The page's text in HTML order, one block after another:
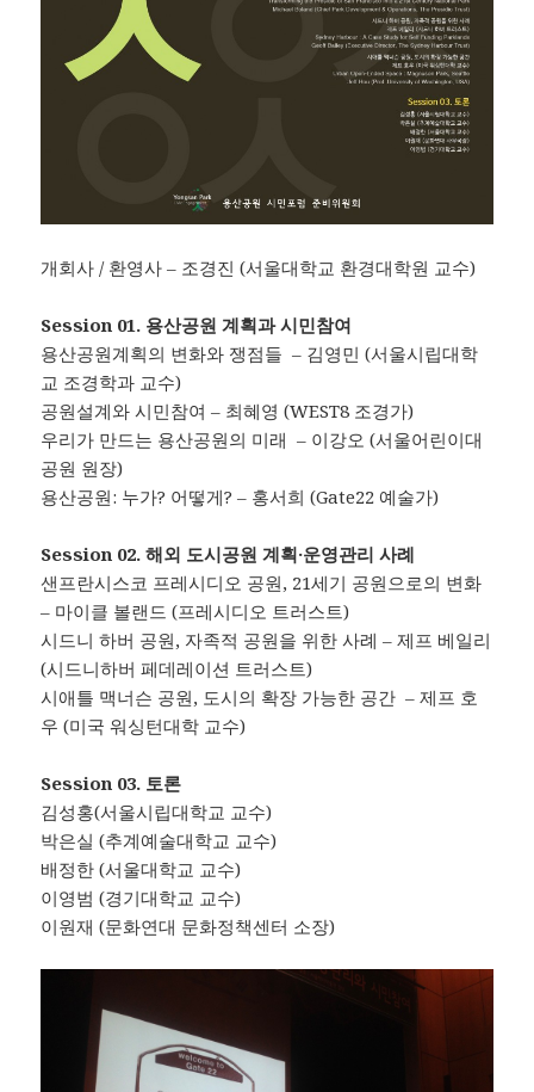
개회사 / 환영사 – 조경진 (서울대학교 환경대학원 교수)
Session 01. 용산공원 계획과 시민참여
용산공원계획의 변화와 쟁점들 – 김영민 (서울시립대학
교 조경학과 교수)
공원설계와 시민참여 – 최혜영 (WEST8 조경가)
우리가 만드는 용산공원의 미래 – 이강오 (서울어린이대
공원 원장)
용산공원: 누가? 어떻게? – 홍서희 (Gate22 예술가)
Session 02. 해외 도시공원 계획·운영관리 사례
샌프란시스코 프레시디오 공원, 21세기 공원으로의 변화
– 마이클 볼랜드 (프레시디오 트러스트)
시드니 하버 공원, 자족적 공원을 위한 사례 – 제프 베일리
(시드니하버 페데레이션 트러스트)
시애틀 맥너슨 공원, 도시의 확장 가능한 공간 – 제프 호
우 (미국 워싱턴대학 교수)
Session 03. 토론
김성홍(서울시립대학교 교수)
박은실 (추계예술대학교 교수)
배정한 (서울대학교 교수)
이영범 (경기대학교 교수)
이원재 (문화연대 문화정책센터 소장)